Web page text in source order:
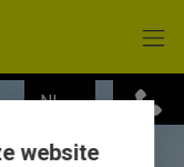
NL
website